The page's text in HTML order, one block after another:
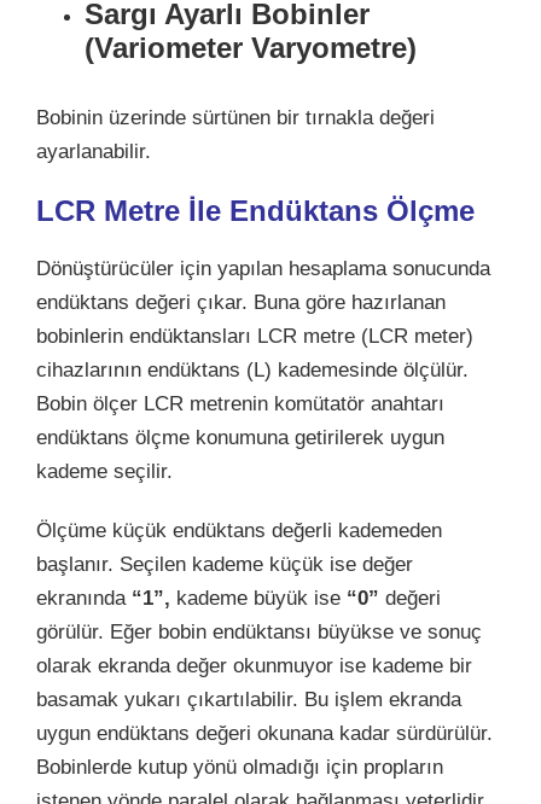
Sargı Ayarlı Bobinler
(Variometer Varyometre)
Bobinin üzerinde sürtünen bir tırnakla değeri
ayarlanabilir.
LCR Metre İle Endüktans Ölçme
Dönüştürücüler için yapılan hesaplama sonucunda
endüktans değeri çıkar. Buna göre hazırlanan
bobinlerin endüktansları LCR metre (LCR meter)
cihazlarının endüktans (L) kademesinde ölçülür.
Bobin ölçer LCR metrenin komütatör anahtarı
endüktans ölçme konumuna getirilerek uygun
kademe seçilir.
Ölçüme küçük endüktans değerli kademeden
başlanır. Seçilen kademe küçük ise değer
ekranında “1”, kademe büyük ise “0” değeri
görülür. Eğer bobin endüktansı büyükse ve sonuç
olarak ekranda değer okunmuyor ise kademe bir
basamak yukarı çıkartılabilir. Bu işlem ekranda
uygun endüktans değeri okunana kadar sürdürülür.
Bobinlerde kutup yönü olmadığı için propların